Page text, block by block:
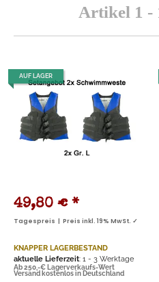
Artikel 1 -
AUF LAGER
49,80 € *
Tagespreis | Preis inkl. 19% MwSt. ✓
KNAPPER LAGERBESTAND
aktuelle Lieferzeit: 1 - 3 Werktage
Ab 250,-€ Lagerverkaufs-Wert
Versand kostenlos in Deutschland